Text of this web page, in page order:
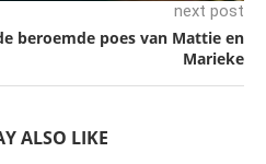
next post
beroemde poes van Mattie en
Marieke
ALSO LIKE